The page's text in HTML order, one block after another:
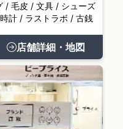
/ 毛皮 / 文具 / シューズ
計 / ラストラボ / 古銭
店舗詳細・地図